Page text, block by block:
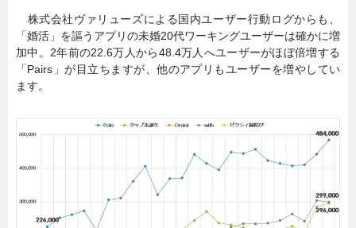
株式会社ヴァリューズによる国内ユーザー行動ログからも、
「婚活」を謳うアプリの未婚20代ワーキングユーザーは確かに増
加中。2年前の22.6万人から48.4万人へユーザーがほぼ倍増する
「Pairs」が目立ちますが、他のアプリもユーザーを増やしてい
ます。